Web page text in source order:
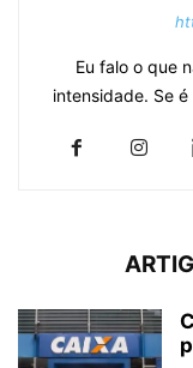
Eu falo o que
intensidade. Se